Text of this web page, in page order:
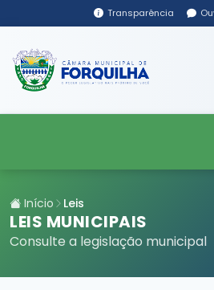
Transparência
Início Leis
LEIS MUNICIPAIS
Consulte a legislação municipal